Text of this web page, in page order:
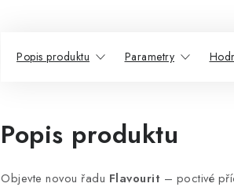
Popis produktu Parametry
Popis produktu
Objevte novou řadu Flavourit – poctivé